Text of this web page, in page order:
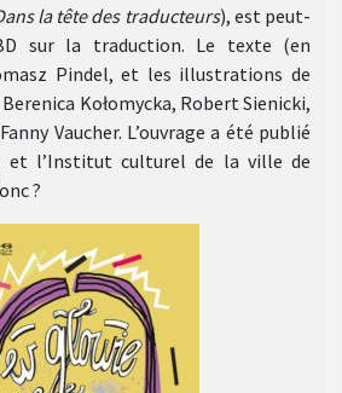
la tête des traducteurs), est peut-
sur la traduction. Le texte (en
Pindel, et les illustrations de
Kołomycka, Robert Sienicki,
Vaucher. L’ouvrage a été publié
et l’Institut culturel de la ville de
?